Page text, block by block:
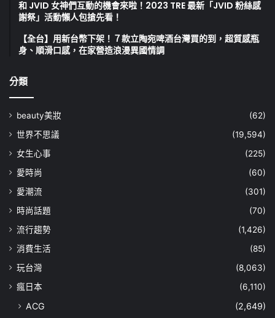
和 JVID 女神們互動的機會來啦！2023 TRE 最新「JVID 粉絲感
謝祭」活動懶人包搶先看！
【全台】用新台幣下架！７款立陶宛啤酒台灣買的到，超質感瓶
身、順滑口感，在家營造浪漫異國情調
分類
beauty美妝
(62)
世界不思議
(19,594)
女生心事
(225)
愛時尚
(60)
愛潮流
(301)
時尚話題
(70)
流行趨勢
(1,426)
消費生活
(85)
玩台灣
(8,063)
瘋日本
(6,110)
ACG
(2,649)